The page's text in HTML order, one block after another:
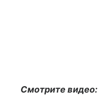
Смотрите видео: